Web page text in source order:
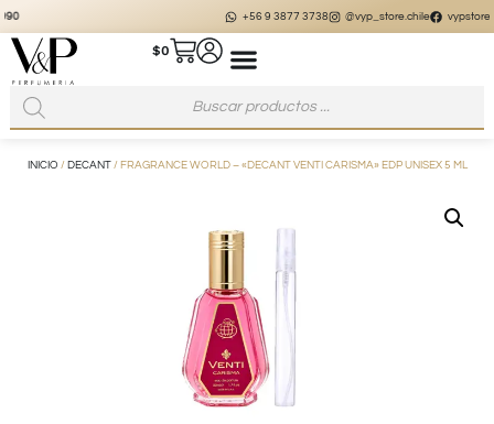
@vyp_store.chile vypstore.cl
$0
INICIO / DECANT/ FRAGRANCE WORLD – «DECANT VENTI CARISMA» EDP UNISEX 5 ML